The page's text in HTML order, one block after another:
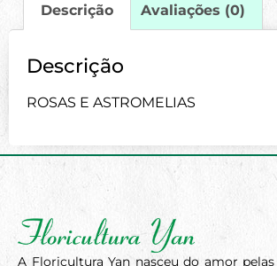
Descrição Avaliações (0)
Descrição
ROSAS E ASTROMELIAS
A Floricultura Yan nasceu do amor